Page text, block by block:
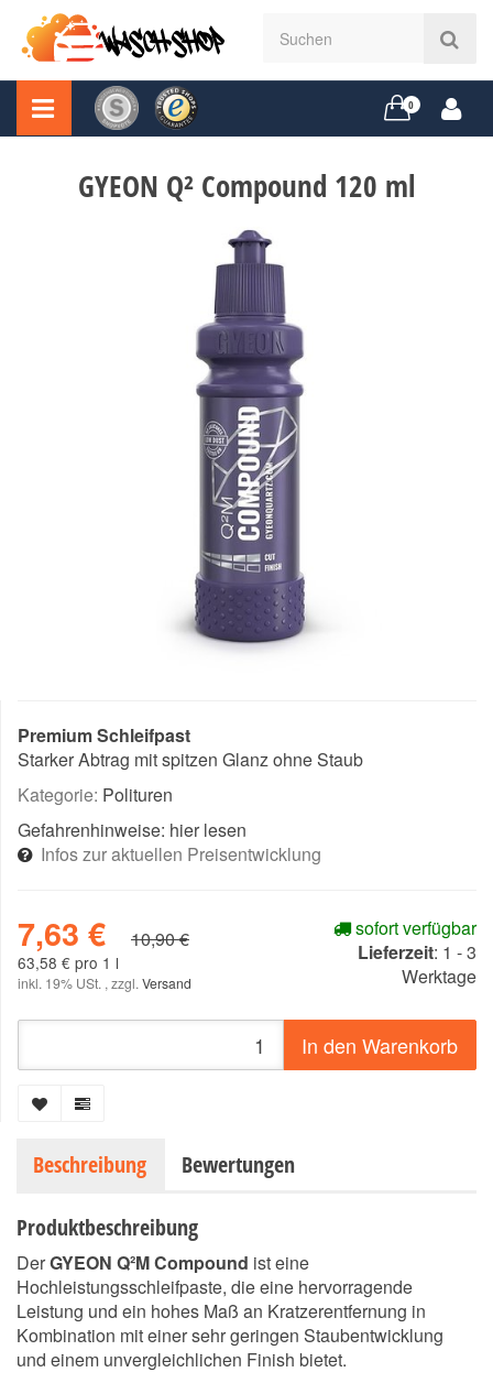
0
GYEON Q² Compound 120 ml
Premium Schleifpast
Starker Abtrag mit spitzen Glanz ohne Staub
Kategorie: Polituren
Gefahrenhinweise: hier lesen
Infos zur aktuellen Preisentwicklung
7,63 € 10,90 €
63,58 € pro 1 l
inkl. 19% USt. , zzgl. Versand
sofort verfügbar
Lieferzeit: 1 - 3
Werktage
In den Warenkorb
Beschreibung Bewertungen
Produktbeschreibung
DerGYEON Q²M Compound ist eine
Hochleistungsschleifpaste, die eine hervorragende
Leistung und ein hohes Maß an Kratzerentfernung in
Kombination mit einer sehr geringen Staubentwicklung
und einem unvergleichlichen Finish bietet.